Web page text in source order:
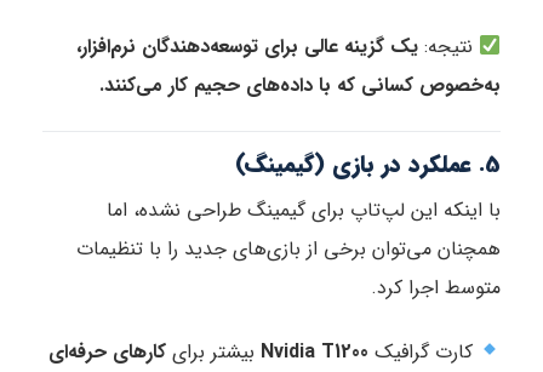
نتیجه:یک گزینه عالی برای توسعه‌دهندگان نرم‌افزار،
به‌خصوص کسانی که با داده‌های حجیم کار می‌کنند.
5. عملکرد در بازی (گیمینگ)
با اینکه این لپ‌تاپ برای گیمینگ طراحی نشده، اما
همچنان می‌توان برخی از بازی‌های جدید را با تنظیمات
متوسط اجرا کرد.
کارت گرافیک Nvidia T1200 بیشتر برایکارهای حرفه‌ای